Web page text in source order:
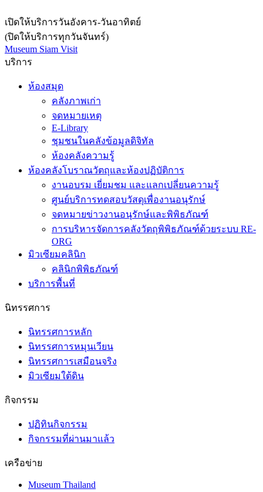
เปิดให้บริการวันอังคาร-วันอาทิตย์
(ปิดให้บริการทุกวันจันทร์)
Museum Siam Visit
บริการ
ห้องสมุด
คลังภาพเก่า
จดหมายเหตุ
E-Library
ชุมชนในคลังข้อมูลดิจิทัล
ห้องคลังความรู้
ห้องคลังโบราณวัตถุและห้องปฏิบัติการ
งานอบรม เยี่ยมชม และแลกเปลี่ยนความรู้
ศูนย์บริการทดสอบวัสดุเพื่องานอนุรักษ์
จดหมายข่าวงานอนุรักษ์และพิพิธภัณฑ์
การบริหารจัดการคลังวัตถุพิพิธภัณฑ์ด้วยระบบ RE-
ORG
มิวเซียมคลินิก
คลินิกพิพิธภัณฑ์
บริการพื้นที่
นิทรรศการ
นิทรรศการหลัก
นิทรรศการหมุนเวียน
นิทรรศการเสมือนจริง
มิวเซียมใต้ดิน
กิจกรรม
ปฏิทินกิจกรรม
กิจกรรมที่ผ่านมาแล้ว
เครือข่าย
Museum Thailand